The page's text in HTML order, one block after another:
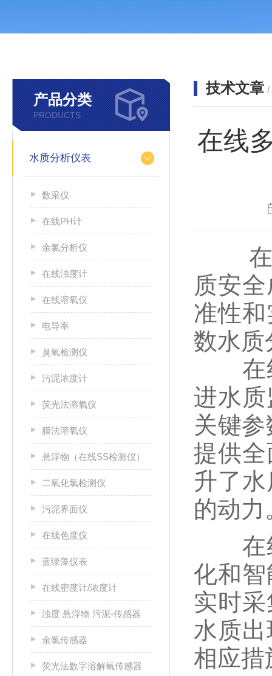
产品分类
PRODUCTS
水质分析仪表
数采仪
在线PH计
余氯分析仪
在线浊度计
在线溶氧仪
电导率
臭氧检测仪
污泥浓度计
荧光法溶氧仪
膜法溶氧仪
悬浮物（在线SS检测仪）
二氧化氯检测仪
污泥界面仪
在线色度仪
蓝绿藻仪表
在线密度计/浓度计
浊度 悬浮物 污泥-传感器
余氯传感器
荧光法数字溶解氧传感器
技术文章 /
在线
在当
质安
准性
数水质
在线
进水
关键
提供
升了
的动力
在线
化和
实时
水质
相应措